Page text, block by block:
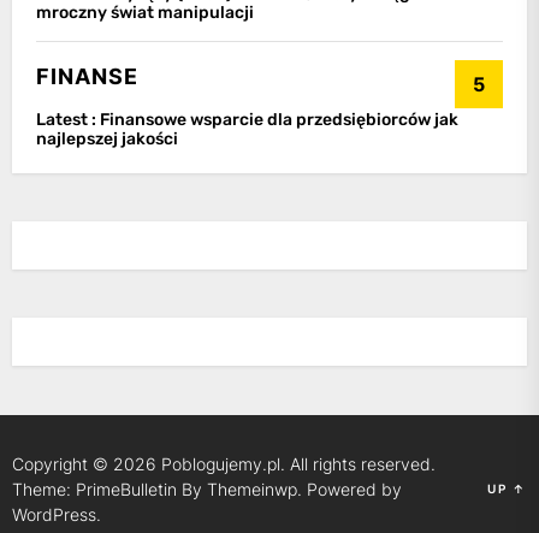
mroczny świat manipulacji
FINANSE 5
Latest : Finansowe wsparcie dla przedsiębiorców jak
najlepszej jakości
Copyright © 2026 Poblogujemy.pl. All rights reserved.
Theme: PrimeBulletin By Themeinwp. Powered by
WordPress.
UP ↑